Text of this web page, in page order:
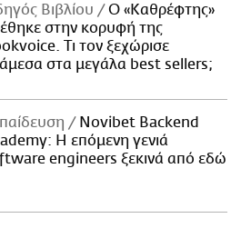
Βιβλίου
Ο «Καθρέφτης»
στην κορυφή της
Τι τον ξεχώρισε
στα μεγάλα best sellers;
Novibet Backend
Η επόμενη γενιά
engineers ξεκινά από εδώ